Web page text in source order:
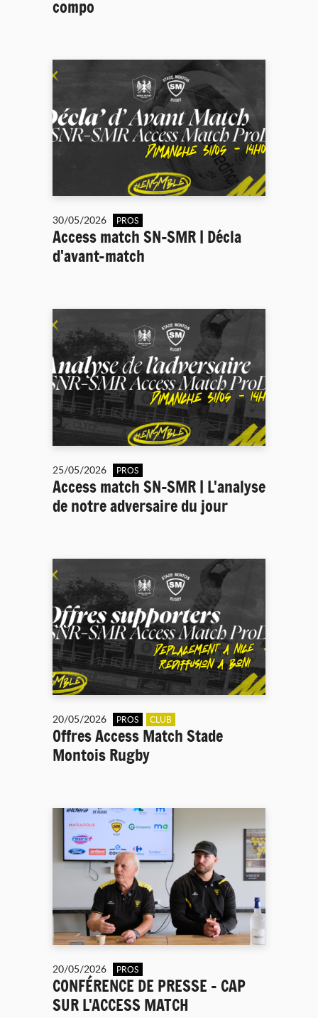
compo
30/05/2026 PROS
Access match SN-SMR | Décla
d'avant-match
25/05/2026 PROS
Access match SN-SMR | L'analyse
de notre adversaire du jour
20/05/2026 PROS CLUB
Offres Access Match Stade
Montois Rugby
20/05/2026 PROS
CONFÉRENCE DE PRESSE - CAP
SUR L'ACCESS MATCH